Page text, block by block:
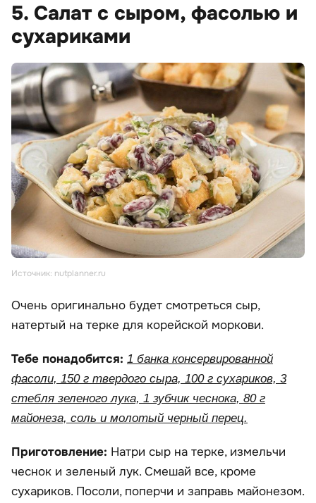
5. Салат с сыром, фасолью и
сухариками
Источник: nutplanner.ru
Очень оригинально будет смотреться сыр,
натертый на терке для корейской моркови.
Тебе понадобится: 1 банка консервированной
фасоли, 150 г твердого сыра, 100 г сухариков, 3
стебля зеленого лука, 1 зубчик чеснока, 80 г
майонеза, соль и молотый черный перец.
Приготовление: Натри сыр на терке, измельчи
чеснок и зеленый лук. Смешай все, кроме
сухариков. Посоли, поперчи и заправь майонезом.